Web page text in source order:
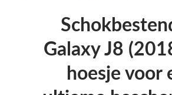
Galaxy J8
hoesje voor